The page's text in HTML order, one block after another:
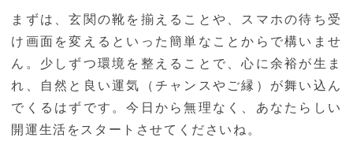
まずは、玄関の靴を揃えることや、スマホの待ち受
け画面を変えるといった簡単なことからで構いませ
ん。少しずつ環境を整えることで、心に余裕が生ま
れ、自然と良い運気（チャンスやご縁）が舞い込ん
でくるはずです。今日から無理なく、あなたらしい
開運生活をスタートさせてくださいね。